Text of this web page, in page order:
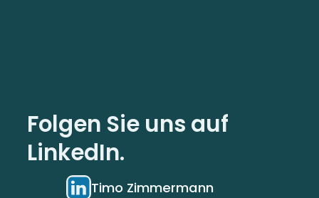
Folgen Sie uns auf
LinkedIn.
Timo Zimmermann